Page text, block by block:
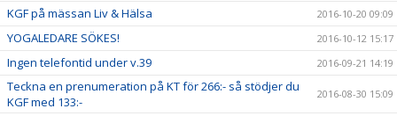
KGF på mässan Liv & Hälsa 2016-10-20 09:09
YOGALEDARE SÖKES! 2016-10-12 15:17
Ingen telefontid under v.39 2016-09-21 14:19
Teckna en prenumeration på KT för 266:- så stödjer du
KGF med 133:-
2016-08-30 15:09